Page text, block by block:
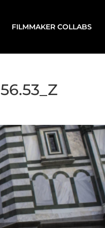
FILMMAKER COLLABS